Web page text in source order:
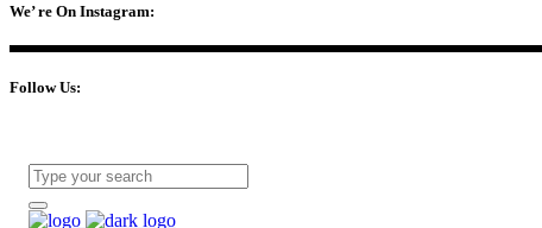
We’ re On Instagram:
Follow Us: